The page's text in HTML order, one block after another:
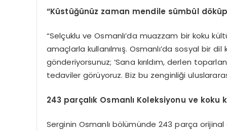
“Küstüğünüz zaman mendile sümbül
“Selçuklu ve Osmanlı’da muazzam bir koku
amaçlarla kullanılmış. Osmanlı’da sosyal bir
gönderiyorsunuz; ‘Sana kırıldım, derlen
tedaviler görüyoruz. Biz bu zenginliği
243 parçalık Osmanlı Koleksiyonu ve koku
Serginin Osmanlı bölümünde 243 parça